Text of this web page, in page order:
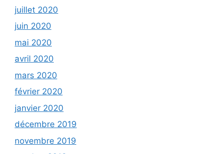
juillet 2020
juin 2020
mai 2020
avril 2020
mars 2020
février 2020
janvier 2020
décembre 2019
novembre 2019